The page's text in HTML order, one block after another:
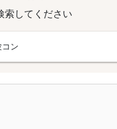
索してください
ン